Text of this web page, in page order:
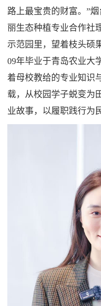
路上最宝贵的财富。”
丽生态种植专业合作社
示范园里，望着枝头硕
09年毕业于青岛农业大
着母校教给的专业知识
载，从校园学子蜕变为
业故事，以履职践行为